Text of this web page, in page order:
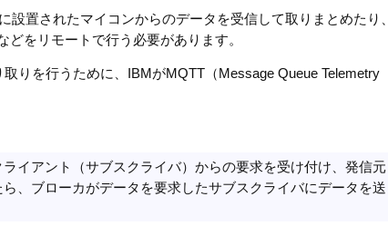
置されたマイコンからのデータを受信して取りまとめたり、
をリモートで行う必要があります。
りを行うために、IBMがMQTT（Message Queue Telemetry
イアント（サブスクライバ）からの要求を受け付け、発信元
、ブローカがデータを要求したサブスクライバにデータを送